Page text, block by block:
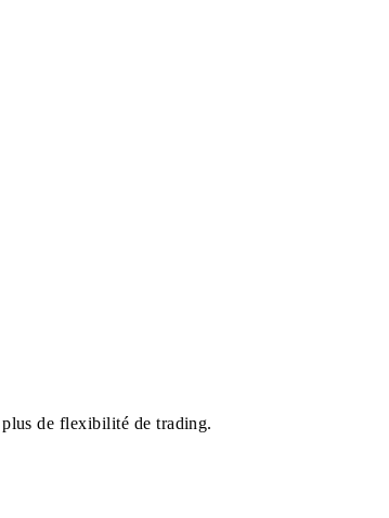
de flexibilité de trading.